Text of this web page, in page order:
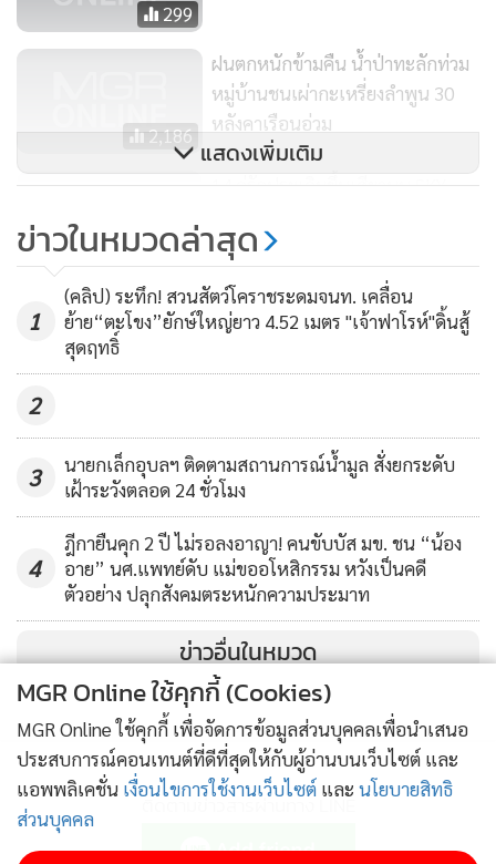
“น้ำไหลเชี่ยวมาก ต้องใช้แพ หรือเรือ จึงจะข้ามไปยังพื้นที่
เสมือนติดเกาะต้ออ้อมเดินทาง ไปอีกอำเภอเชียงคานแล้วอ้อม
กลับเข้ามาซึ่งทั้งสองเส้นทางนั้นน้ำท่วมสูงเช่นกัน รถเล็กไม่
สามารถผ่านได้ คงต้องเฝ้าระวังเหตุอย่างใกล้ชิด” นายอำเภอ
เมืองเลยกล่าว
เกียรติสาร แม่ทัพภาคที่ 2 ได้สั่งให้ มทบ.28 ส่งกำลังพลเข้าช่วย
เหลือพี่น้องประชาชนที่ประสบภัยน้ำท่วมในพื้นที่ต่างๆ ใน
จังหวัดเลยอย่างเร่งด่วนแล้ว
299
2,186
ฝนตกหนักข้ามคืน น้ำป่าทะลักท่วม
หมู่บ้านชนเผ่ากะเหรี่ยงลำพูน 30
หลังคาเรือนอ่วม
4,262
14 คู่รักประเดิมขึ้นเสียวบน SKY
แสดงเพิ่มเติม
ข่าวในหมวดล่าสุด
1
(คลิป) ระทึก! สวนสัตว์โคราชระดมจนท. เคลื่อน
ย้าย“ตะโขง”ยักษ์ใหญ่ยาว 4.52 เมตร "เจ้าฟาโรห์"ดิ้นสู้
สุดฤทธิ์
2
3
นายกเล็กอุบลฯ ติดตามสถานการณ์น้ำมูล สั่งยกระดับ
เฝ้าระวังตลอด 24 ชั่วโมง
4
ฎีกายืนคุก 2 ปี ไม่รอลงอาญา! คนขับบัส มข. ชน “น้อง
อาย” นศ.แพทย์ดับ แม่ขออโหสิกรรม หวังเป็นคดี
ตัวอย่าง ปลุกสังคมตระหนักความประมาท
ข่าวอื่นในหมวด
ติดตามข่าวสารผ่านทาง LINE
MGR Online ใช้คุกกี้ (Cookies)
MGR Online ใช้คุกกี้ เพื่อจัดการข้อมูลส่วนบุคคลเพื่อนำเสนอ
ประสบการณ์คอนเทนต์ที่ดีที่สุดให้กับผู้อ่านบนเว็บไซต์ และ
แอพพลิเคชั่น เงื่อนไขการใช้งานเว็บไซต์ และ นโยบายสิทธิ
ส่วนบุคคล